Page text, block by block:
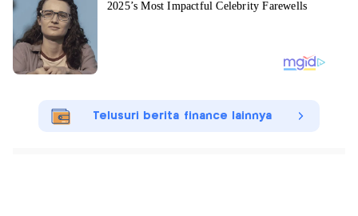
Telusuri berita finance lainnya